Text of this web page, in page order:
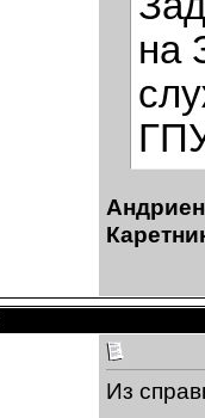
на
Из